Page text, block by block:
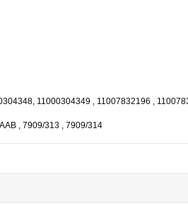
11000304349 , 11007832196 ,
, 7909/313 , 7909/314